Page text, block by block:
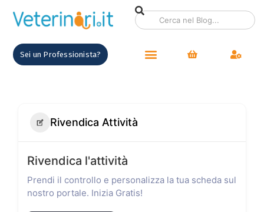
Sei un Professionista?
Rivendica Attività
Rivendica l'attività
Prendi il controllo e personalizza la tua scheda sul
nostro portale. Inizia Gratis!